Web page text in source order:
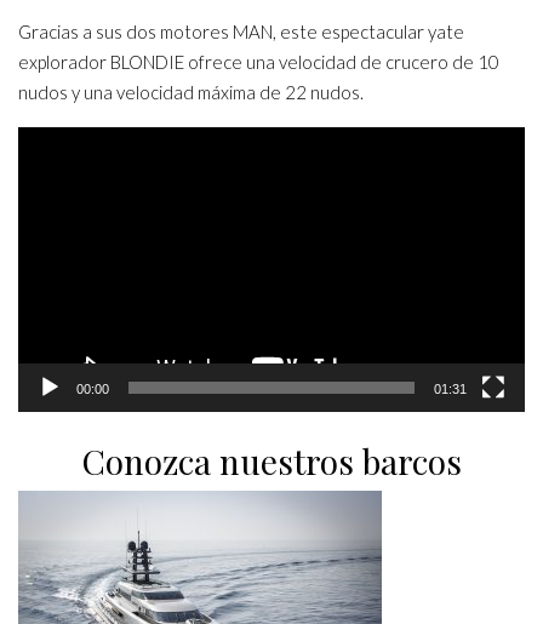
Gracias a sus dos motores MAN, este espectacular yate
explorador BLONDIE ofrece una velocidad de crucero de 10
nudos y una velocidad máxima de 22 nudos.
00:00 01:31
Conozca nuestros barcos